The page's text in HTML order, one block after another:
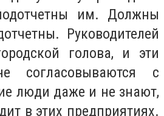
им. Должны
Руководителей
голова, и эти
согласовываются с
люди даже и не знают,
в этих предприятиях.